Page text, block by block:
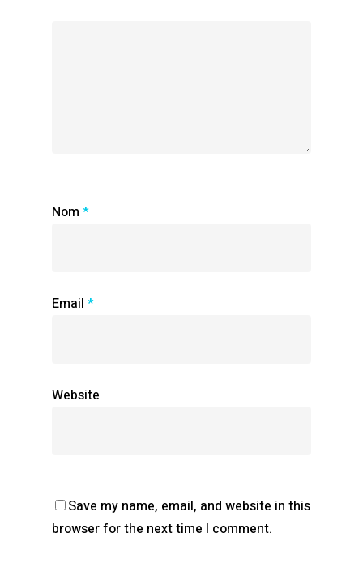
Nom *
Email *
Website
Save my name, email, and website in this
browser for the next time I comment.